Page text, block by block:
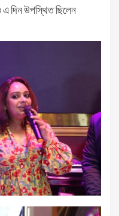
এ দিন উপস্থিত ছিলেন